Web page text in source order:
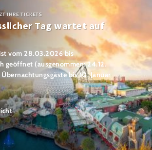
IHRE TICKETS
Tag wartet auf
vom 28.03.2026 bis
geöffnet (ausgenommen: 24.12.
bis 10. Januar